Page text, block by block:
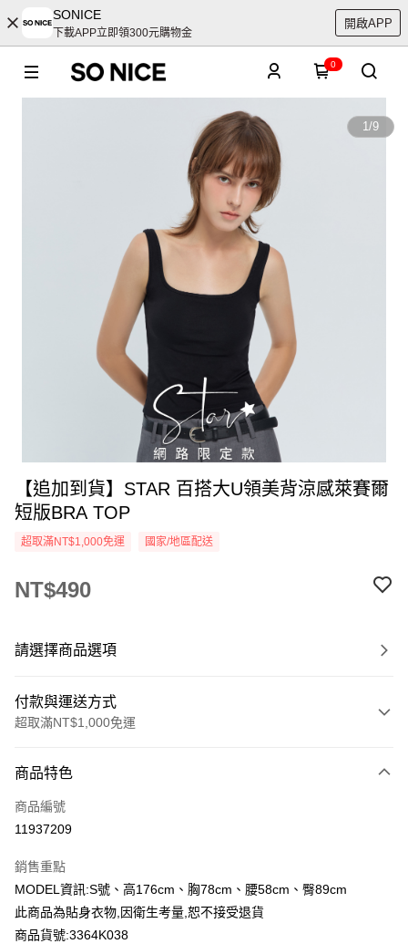
SONICE
下載APP立即領300元購物金
開啟APP
0
1/9
【追加到貨】STAR 百搭大U領美背涼感萊賽爾
短版BRA TOP
超取滿NT$1,000免運 國家/地區配送
NT$490
請選擇商品選項
付款與運送方式
超取滿NT$1,000免運
信用卡一次付款
超商取貨付款
Apple Pay
Google Pay
商品特色
商品編號
11937209
銷售重點
MODEL資訊:S號、高176cm、胸78cm、腰58cm、臀89cm
此商品為貼身衣物,因衛生考量,恕不接受退貨
商品貨號:3364K038